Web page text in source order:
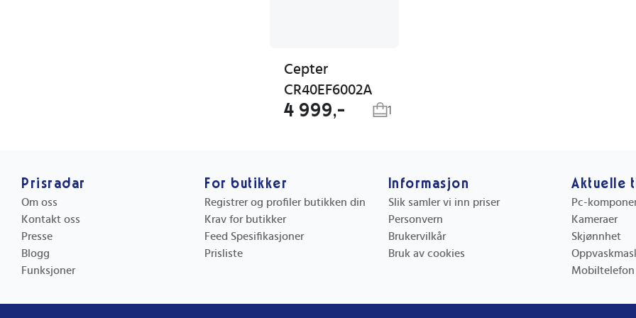
Cepter
CR40EF6002A
4 999,- 1
Prisradar
Om oss
Kontakt oss
Presse
Blogg
Funksjoner
For butikker
Registrer og profiler butikken din
Krav for butikker
Feed Spesifikasjoner
Prisliste
Informasjon
Slik samler vi inn priser
Personvern
Brukervilkår
Bruk av cookies
Aktuelle
Pc-
Kameraer
Skjønnhet
Mobiltelefon